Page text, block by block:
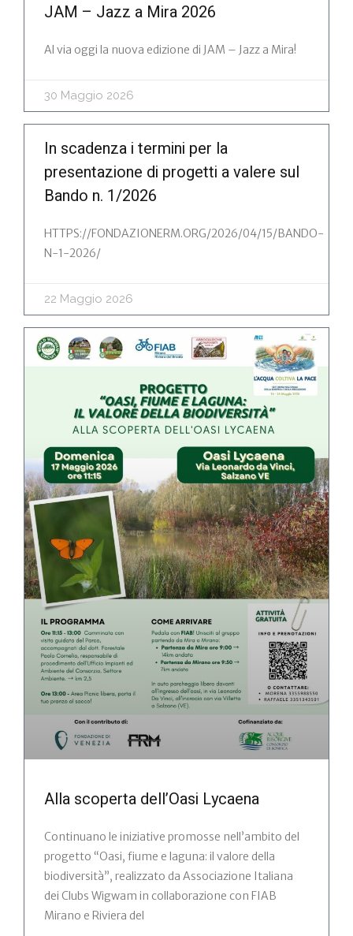
JAM – Jazz a Mira 2026
Al via oggi la nuova edizione di JAM – Jazz a Mira!
30 Maggio 2026
In scadenza i termini per la
presentazione di progetti a valere sul
Bando n. 1/2026
HTTPS://FONDAZIONERM.ORG/2026/04/15/BANDO-
N-1-2026/
22 Maggio 2026
Alla scoperta dell’Oasi Lycaena
Continuano le iniziative promosse nell’ambito del
progetto “Oasi, fiume e laguna: il valore della
biodiversità”, realizzato da Associazione Italiana
dei Clubs Wigwam in collaborazione con FIAB
Mirano e Riviera del